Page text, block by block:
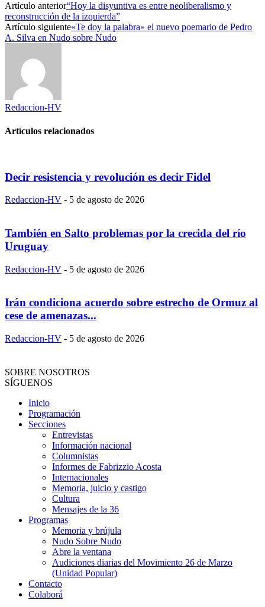
Artículo anterior“Hoy la disyuntiva es entre neoliberalismo y
reconstrucción de la izquierda”
Artículo siguiente«Te doy la palabra» el nuevo poemario de Pedro
A. Silva en Nudo sobre Nudo
Redaccion-HV
Artículos relacionados
Decir resistencia y revolución es decir Fidel
Redaccion-HV - 5 de agosto de 2026
También en Salto problemas por la crecida del río
Uruguay
Redaccion-HV - 5 de agosto de 2026
Irán condiciona acuerdo sobre estrecho de Ormuz al
cese de amenazas...
Redaccion-HV - 5 de agosto de 2026
SOBRE NOSOTROS
SÍGUENOS
Inicio
Programación
Secciones
Entrevistas
Información nacional
Columnistas
Informes de Fabrizzio Acosta
Internacionales
Memoria, juicio y castigo
Cultura
Mensajes de la 36
Programas
Memoria y brújula
Nudo Sobre Nudo
Abre la ventana
Audiciones diarias del Movimiento 26 de Marzo
(Unidad Popular)
Contacto
Colaborá